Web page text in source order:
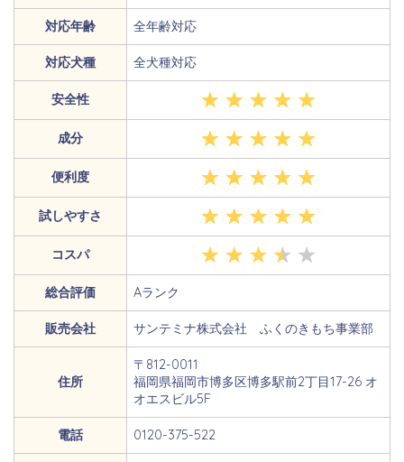
対応年齢 全年齢対応
対応犬種 全犬種対応
安全性
成分
便利度
試しやすさ
コスパ
総合評価 Aランク
販売会社 サンテミナ株式会社 ふくのきもち事業部
住所
〒812-0011
福岡県福岡市博多区博多駅前2丁目17-26 オ
オエスビル5F
電話 0120-375-522